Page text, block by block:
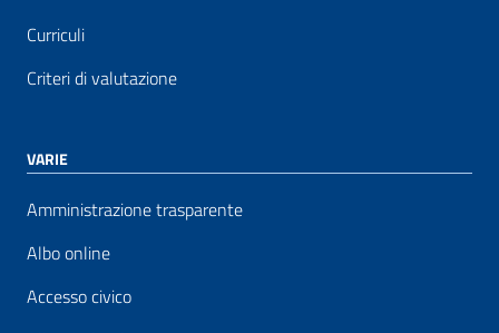
Curriculi
Criteri di valutazione
VARIE
Amministrazione trasparente
Albo online
Accesso civico